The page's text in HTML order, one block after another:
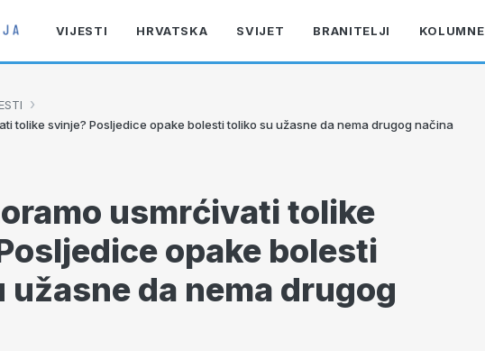
VIJESTI HRVATSKA SVIJET BRANITELJI KOLUMNE
›
tolike svinje? Posljedice opake bolesti toliko su užasne da nema drugog načina
usmrćivati tolike
opake bolesti
užasne da nema drugog